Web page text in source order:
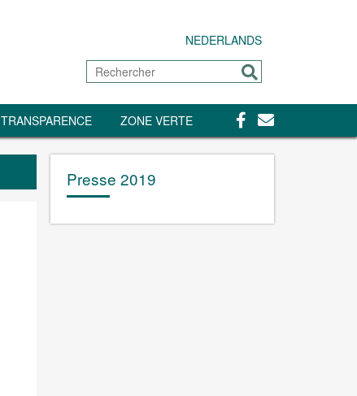
NEDERLANDS
Rechercher
Envoyer
TRANSPARENCE ZONE VERTE Facebook
Contact
Presse 2019